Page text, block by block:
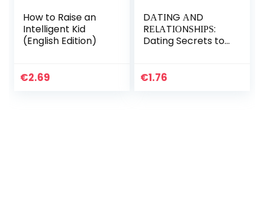
How to Raise an
Intelligent Kid
(English Edition)
€2.69
DАTІNG АND
RЕLАTІОNЅHІРЅ:
Dating Secrets to
and Prevent
€1.76